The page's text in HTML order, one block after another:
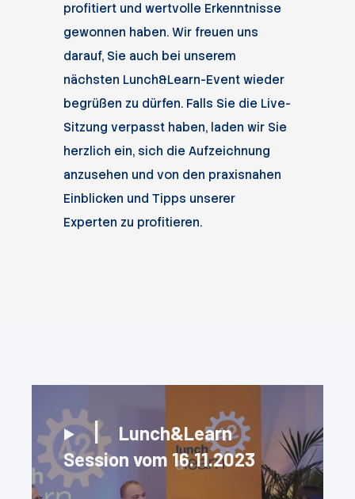
profitiert und wertvolle Erkenntnisse
gewonnen haben. Wir freuen uns
darauf, Sie auch bei unserem
nächsten Lunch&Learn-Event wieder
begrüßen zu dürfen. Falls Sie die Live-
Sitzung verpasst haben, laden wir Sie
herzlich ein, sich die Aufzeichnung
anzusehen und von den praxisnahen
Einblicken und Tipps unserer
Experten zu profitieren.
Lunch&Learn
Session vom 16.11.2023